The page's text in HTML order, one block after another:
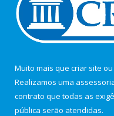
Muito mais que criar site ou
Realizamos uma
contrato que todas as
pública serão atendidas.